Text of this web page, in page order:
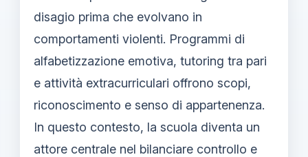
disagio prima che evolvano in
comportamenti violenti. Programmi di
alfabetizzazione emotiva, tutoring tra pari
e attività extracurriculari offrono scopi,
riconoscimento e senso di appartenenza.
In questo contesto, la scuola diventa un
attore centrale nel bilanciare controllo e